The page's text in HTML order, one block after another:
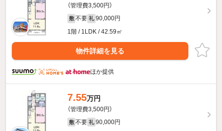
（管理費3,500円）
敷 不要 礼 90,000円
1階 / 1LDK / 42.59㎡
物件詳細を見る
ほか提供
7.55万円
（管理費3,500円）
敷 不要 礼 90,000円